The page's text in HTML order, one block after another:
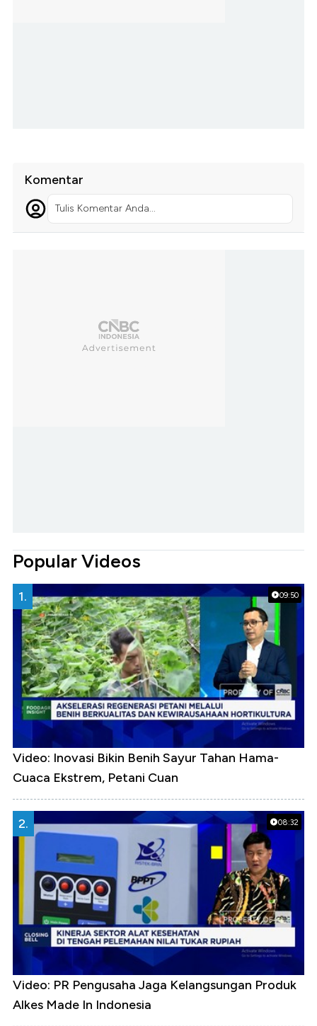
Komentar
Tulis Komentar Anda...
Popular Videos
09:50
1.
Video: Inovasi Bikin Benih Sayur Tahan Hama-
Cuaca Ekstrem, Petani Cuan
08:32
2.
Video: PR Pengusaha Jaga Kelangsungan Produk
Alkes Made In Indonesia